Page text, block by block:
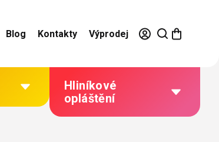
Blog Kontakty Výprodej
Hliníkové
opláštění